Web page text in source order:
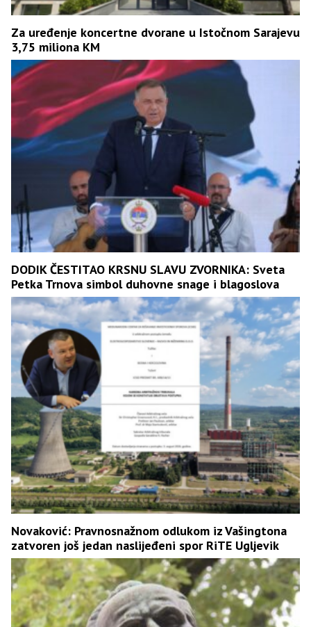
Za uređenje koncertne dvorane u Istočnom Sarajevu
3,75 miliona KM
DODIK ČESTITAO KRSNU SLAVU ZVORNIKA: Sveta
Petka Trnova simbol duhovne snage i blagoslova
Novaković: Pravnosnažnom odlukom iz Vašingtona
zatvoren još jedan naslijeđeni spor RiTE Ugljevik